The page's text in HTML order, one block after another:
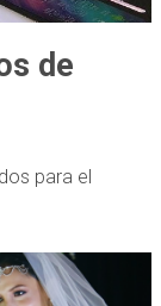
de
para el